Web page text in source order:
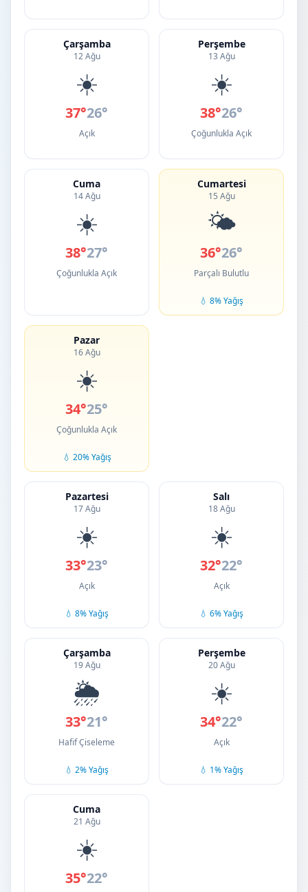
Çarşamba
12 Ağu
☀️
37°26°
Açık
Perşembe
13 Ağu
☀️
38°26°
Çoğunlukla Açık
Cuma
14 Ağu
☀️
38°27°
Çoğunlukla Açık
Cumartesi
15 Ağu
🌤️
36°26°
Parçalı Bulutlu
💧 8% Yağış
Pazar
16 Ağu
☀️
34°25°
Çoğunlukla Açık
💧 20% Yağış
Pazartesi
17 Ağu
☀️
33°23°
Açık
💧 8% Yağış
Salı
18 Ağu
☀️
32°22°
Açık
💧 6% Yağış
Çarşamba
19 Ağu
🌦️
33°21°
Hafif Çiseleme
💧 2% Yağış
Perşembe
20 Ağu
☀️
34°22°
Açık
💧 1% Yağış
Cuma
21 Ağu
☀️
35°22°